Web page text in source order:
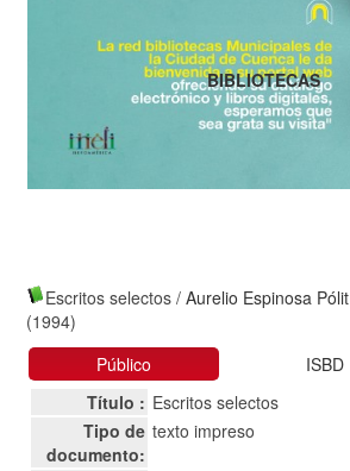
Escritos selectos /Aurelio Espinosa Pólit
(1994)
Público
ISBD
Título : Escritos selectos
Tipo de
documento:
texto impreso
BIBLIOTECAS